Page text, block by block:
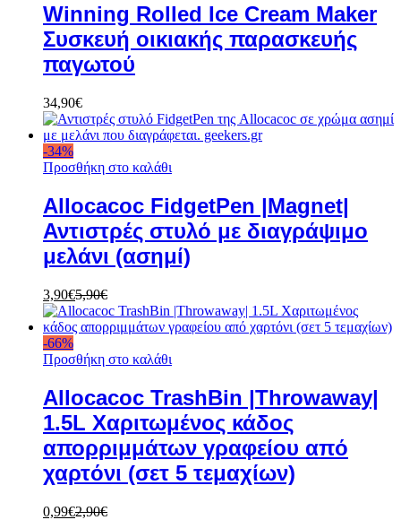
Winning Rolled Ice Cream Maker
Συσκευή οικιακής παρασκευής
παγωτού
34,90€
-34%
Προσθήκη στο καλάθι
Allocacoc FidgetPen |Magnet|
Αντιστρές στυλό με διαγράψιμο
μελάνι (ασημί)
3,90€5,90€
-66%
Προσθήκη στο καλάθι
Allocacoc TrashBin |Throwaway|
1.5L Χαριτωμένος κάδος
απορριμμάτων γραφείου από
χαρτόνι (σετ 5 τεμαχίων)
0,99€2,90€